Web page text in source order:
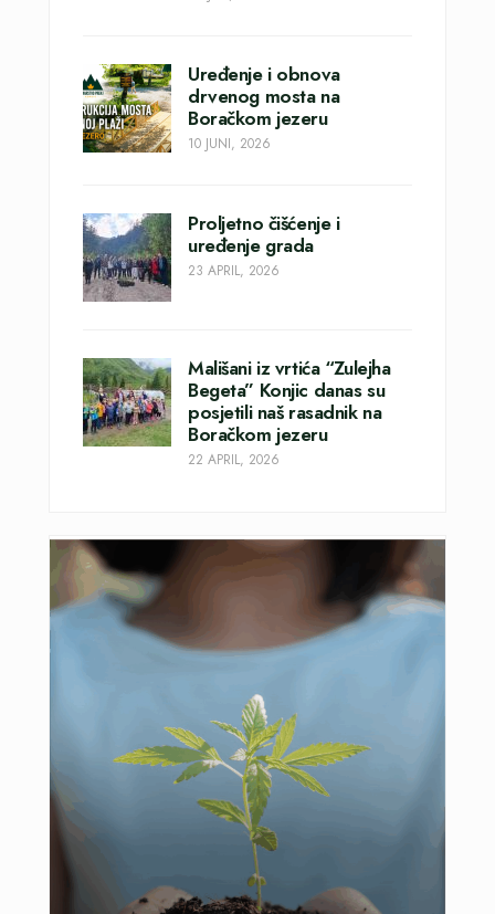
Uređenje i obnova
drvenog mosta na
Boračkom jezeru
10 JUNI, 2026
Proljetno čišćenje i
uređenje grada
23 APRIL, 2026
Mališani iz vrtića “Zulejha
Begeta” Konjic danas su
posjetili naš rasadnik na
Boračkom jezeru
22 APRIL, 2026